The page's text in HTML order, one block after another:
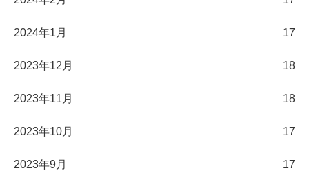
2024年1月 17
2023年12月 18
2023年11月 18
2023年10月 17
2023年9月 17